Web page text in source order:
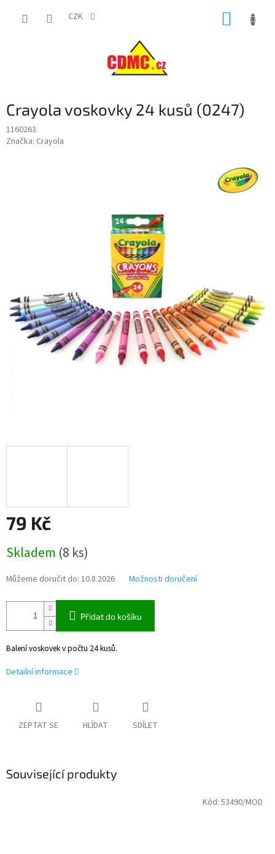
CZK
Crayola voskovky 24 kusů (0247)
1160263
Značka: Crayola
79 Kč
cena:
Skladem (8 ks)
Můžeme doručit do: 10.8.2026 Možnosti doručení
Přidat do košíku
Balení voskovek v počtu 24 kusů.
Detailní informace
ZEPTAT SE HLÍDAT SDÍLET
Související produkty
Kód: 53490/MOD